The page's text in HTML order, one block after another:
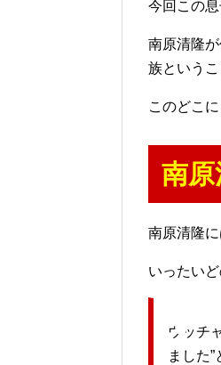
今回この息
南原清隆
族というこ
このどこ
南原
南原清隆
いったい
ウッチ
ました